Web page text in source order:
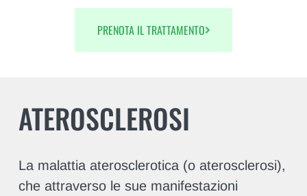
PRENOTA IL TRATTAMENTO
ATEROSCLEROSI
La malattia aterosclerotica (o aterosclerosi),
che attraverso le sue manifestazioni